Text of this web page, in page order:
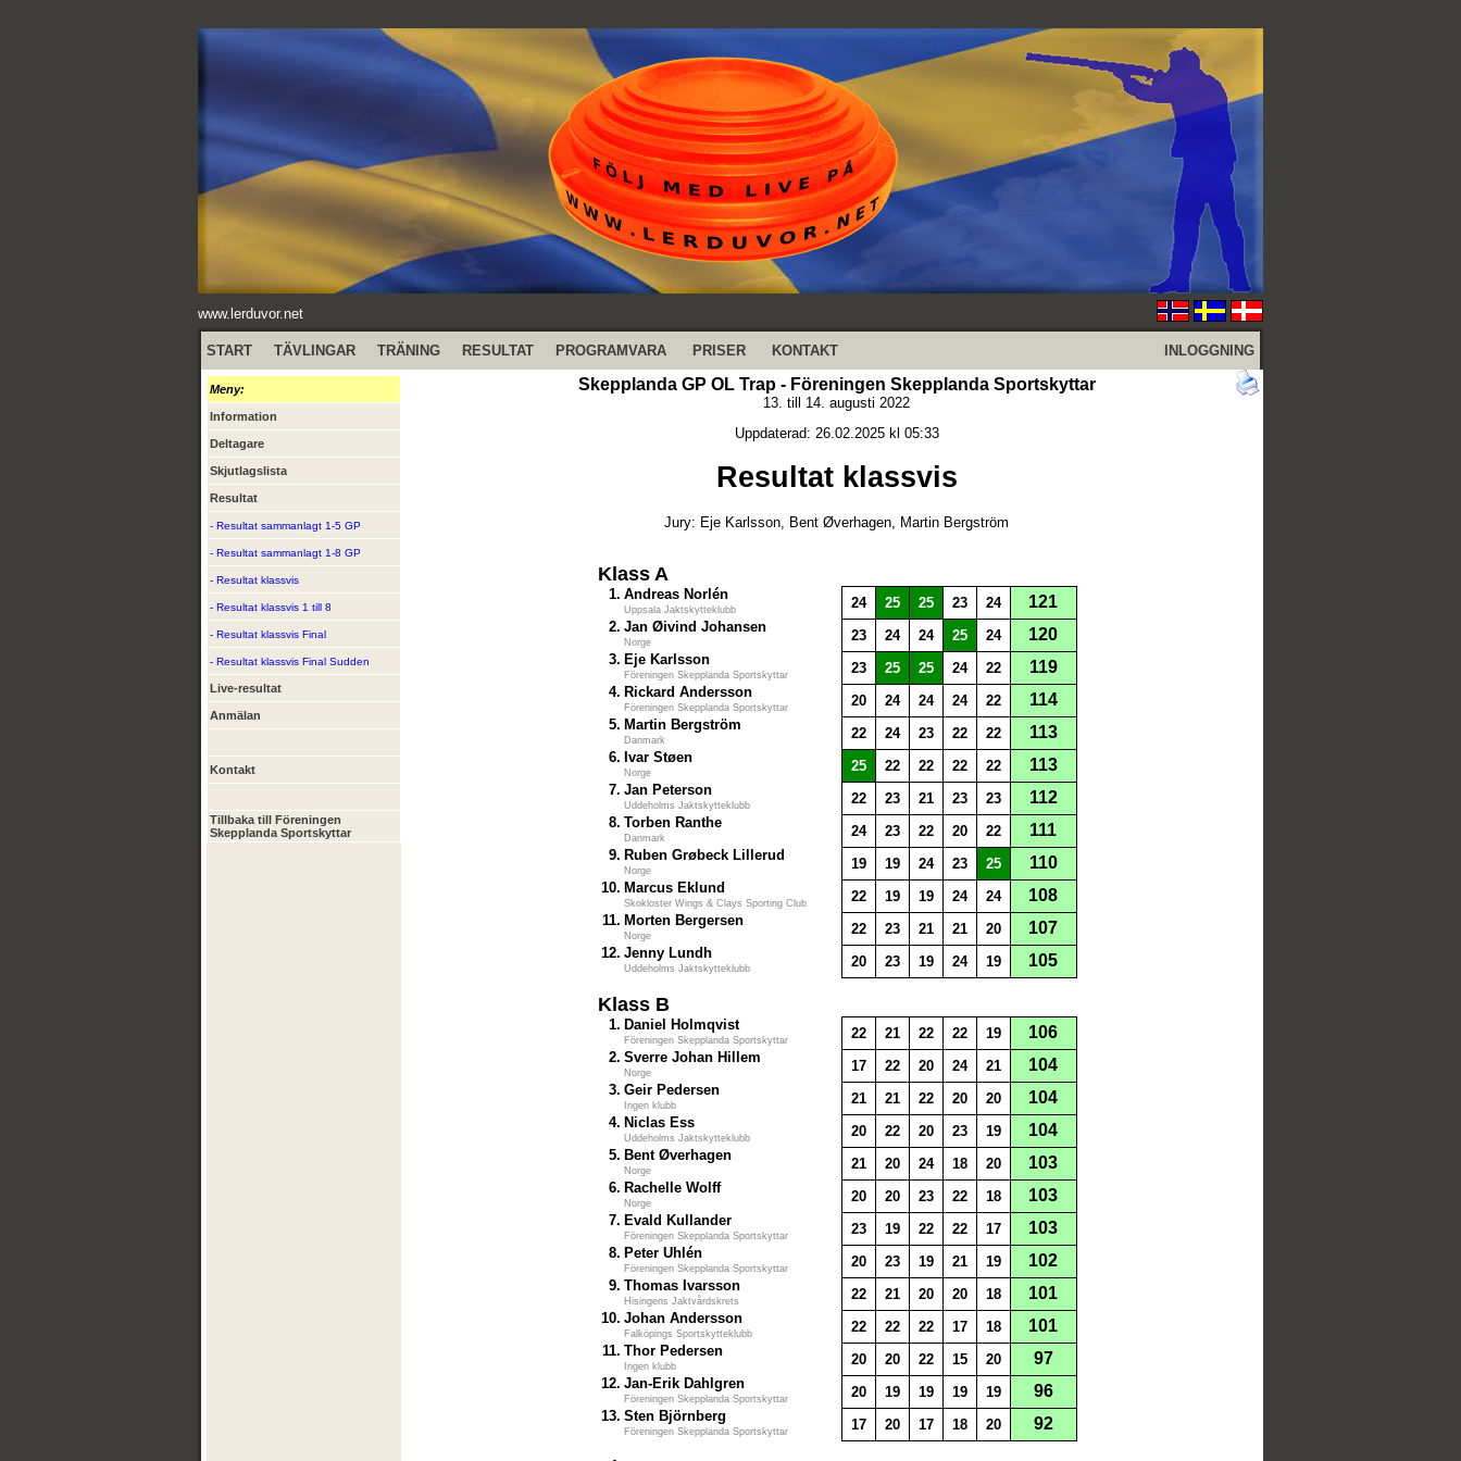
www.lerduvor.net
START TÄVLINGAR TRÄNING RESULTAT PROGRAMVARA PRISER KONTAKT INLOGGNING
Meny:
Information
Deltagare
Skjutlagslista
Resultat
- Resultat sammanlagt 1-5 GP
- Resultat sammanlagt 1-8 GP
- Resultat klassvis
- Resultat klassvis 1 till 8
- Resultat klassvis Final
- Resultat klassvis Final Sudden
Live-resultat
Anmälan
Kontakt
Tillbaka till Föreningen
Skepplanda Sportskyttar
Skepplanda GP OL Trap - Föreningen Skepplanda Sportskyttar
13. till 14. augusti 2022
Uppdaterad: 26.02.2025 kl 05:33
Resultat klassvis
Jury: Eje Karlsson, Bent Øverhagen, Martin Bergström
Klass A
1. Andreas Norlén
Uppsala Jaktskytteklubb 24 25 25 23 24 121
2. Jan Øivind Johansen
Norge 23 24 24 25 24 120
3. Eje Karlsson
Föreningen Skepplanda Sportskyttar 23 25 25 24 22 119
4. Rickard Andersson
Föreningen Skepplanda Sportskyttar 20 24 24 24 22 114
5. Martin Bergström
Danmark 22 24 23 22 22 113
6. Ivar Støen
Norge 25 22 22 22 22 113
7. Jan Peterson
Uddeholms Jaktskytteklubb 22 23 21 23 23 112
8. Torben Ranthe
Danmark 24 23 22 20 22 111
9. Ruben Grøbeck Lillerud
Norge 19 19 24 23 25 110
10. Marcus Eklund
Skokloster Wings & Clays Sporting Club 22 19 19 24 24 108
11. Morten Bergersen
Norge 22 23 21 21 20 107
12. Jenny Lundh
Uddeholms Jaktskytteklubb 20 23 19 24 19 105
Klass B
1. Daniel Holmqvist
Föreningen Skepplanda Sportskyttar 22 21 22 22 19 106
2. Sverre Johan Hillem
Norge 17 22 20 24 21 104
3. Geir Pedersen
Ingen klubb 21 21 22 20 20 104
4. Niclas Ess
Uddeholms Jaktskytteklubb 20 22 20 23 19 104
5. Bent Øverhagen
Norge 21 20 24 18 20 103
6. Rachelle Wolff
Norge 20 20 23 22 18 103
7. Evald Kullander
Föreningen Skepplanda Sportskyttar 23 19 22 22 17 103
8. Peter Uhlén
Föreningen Skepplanda Sportskyttar 20 23 19 21 19 102
9. Thomas Ivarsson
Hisingens Jaktvårdskrets 22 21 20 20 18 101
10. Johan Andersson
Falköpings Sportskytteklubb 22 22 22 17 18 101
11. Thor Pedersen
Ingen klubb 20 20 22 15 20 97
12. Jan-Erik Dahlgren
Föreningen Skepplanda Sportskyttar 20 19 19 19 19 96
13. Sten Björnberg
Föreningen Skepplanda Sportskyttar 17 20 17 18 20 92